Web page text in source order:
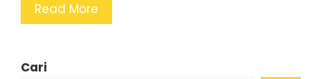
Read More
Cari